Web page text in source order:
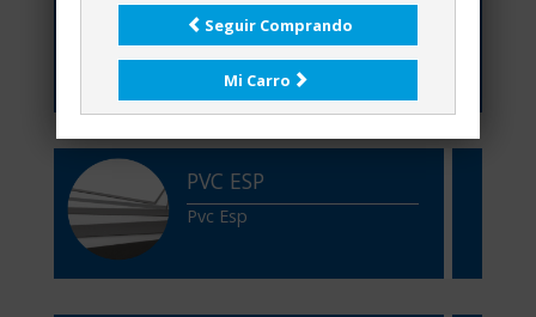
Seguir Comprando
Mi Carro
ACRÍLICOS
Acrílicos
PVC ESP
Pvc Esp